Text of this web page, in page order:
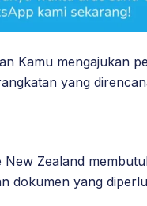
Kamu mengajukan
yang
Zealand
dokumen yang